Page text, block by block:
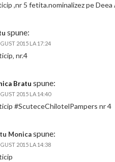
,nr 5 fetita.nominalizez pe Deea
spune:
2015 LA 17:24
nr.4
Bratu spune:
2015 LA 14:40
#ScuteceChilotelPampers nr 4
Monicaspune:
2015 LA 14:38